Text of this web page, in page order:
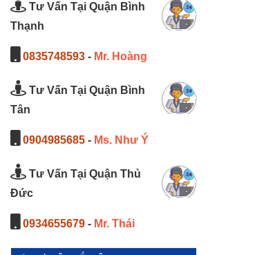
Tư Vấn Tại Quận Bình
Thạnh
0835748593 - Mr. Hoàng
Tư Vấn Tại Quận Bình
Tân
0904985685 - Ms. Như Ý
Tư Vấn Tại Quận Thủ
Đức
0934655679 - Mr. Thái